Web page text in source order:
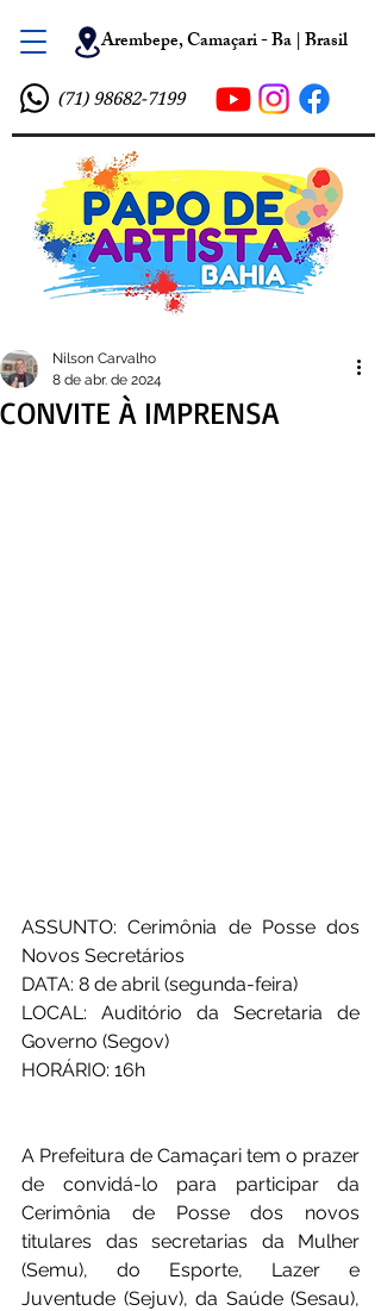
Arembepe, Camaçari - Ba | Brasil
(71) 98682-7199
CONVITE À IMPRENSA
Nilson Carvalho
8 de abr. de 2024
ASSUNTO: Cerimônia de Posse dos
Novos Secretários
DATA: 8 de abril (segunda-feira)
LOCAL: Auditório da Secretaria de
Governo (Segov)
HORÁRIO: 16h
A Prefeitura de Camaçari tem o prazer
de convidá-lo para participar da
Cerimônia de Posse dos novos
titulares das secretarias da Mulher
(Semu), do Esporte, Lazer e
Juventude (Sejuv), da Saúde (Sesau),